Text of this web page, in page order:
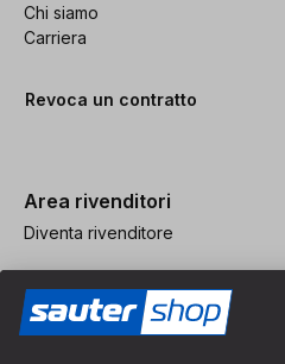
Chi siamo
Carriera
Revoca un contratto
Area rivenditori
Diventa rivenditore